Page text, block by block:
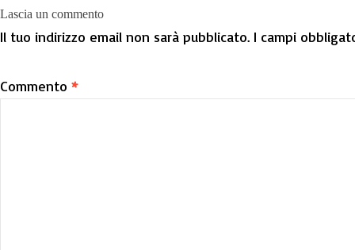
Lascia un commento
Il tuo indirizzo email non sarà pubblicato. I campi
Commento *